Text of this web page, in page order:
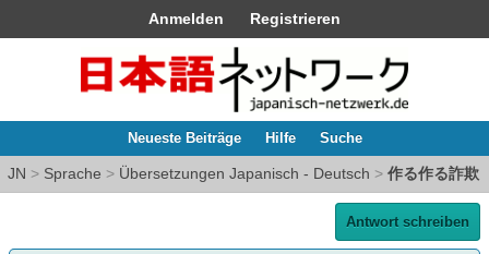
Anmelden Registrieren
Neueste Beiträge Hilfe Suche
JN > Sprache > Übersetzungen Japanisch - Deutsch > 作る作る詐欺
Antwort schreiben